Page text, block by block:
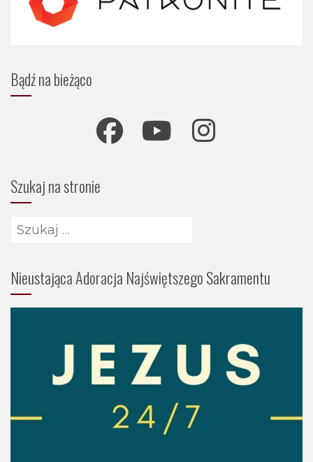
Bądź na bieżąco
Szukaj na stronie
Szukaj:
Nieustająca Adoracja Najświętszego Sakramentu